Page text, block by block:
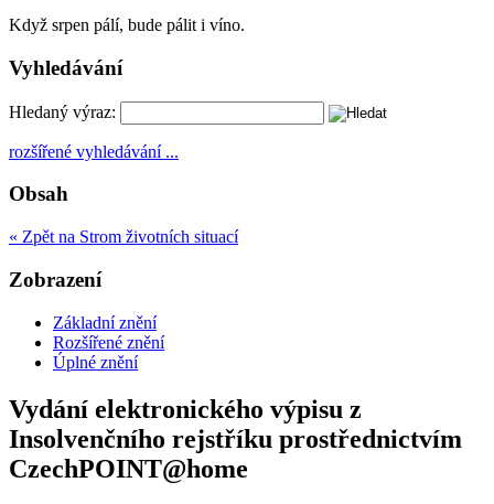
Když srpen pálí, bude pálit i víno.
Vyhledávání
Hledaný výraz:
rozšířené vyhledávání ...
Obsah
« Zpět na Strom životních situací
Zobrazení
Základní znění
Rozšířené znění
Úplné znění
Vydání elektronického výpisu z
Insolvenčního rejstříku prostřednictvím
CzechPOINT@home